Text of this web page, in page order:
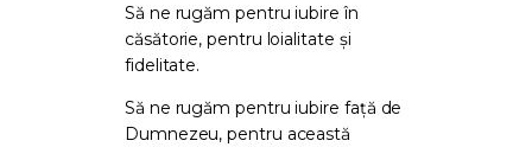
Să ne rugăm pentru iubire în
căsătorie, pentru loialitate și
fidelitate.
Să ne rugăm pentru iubire față de
Dumnezeu, pentru această